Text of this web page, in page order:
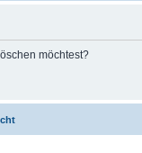
möchtest?